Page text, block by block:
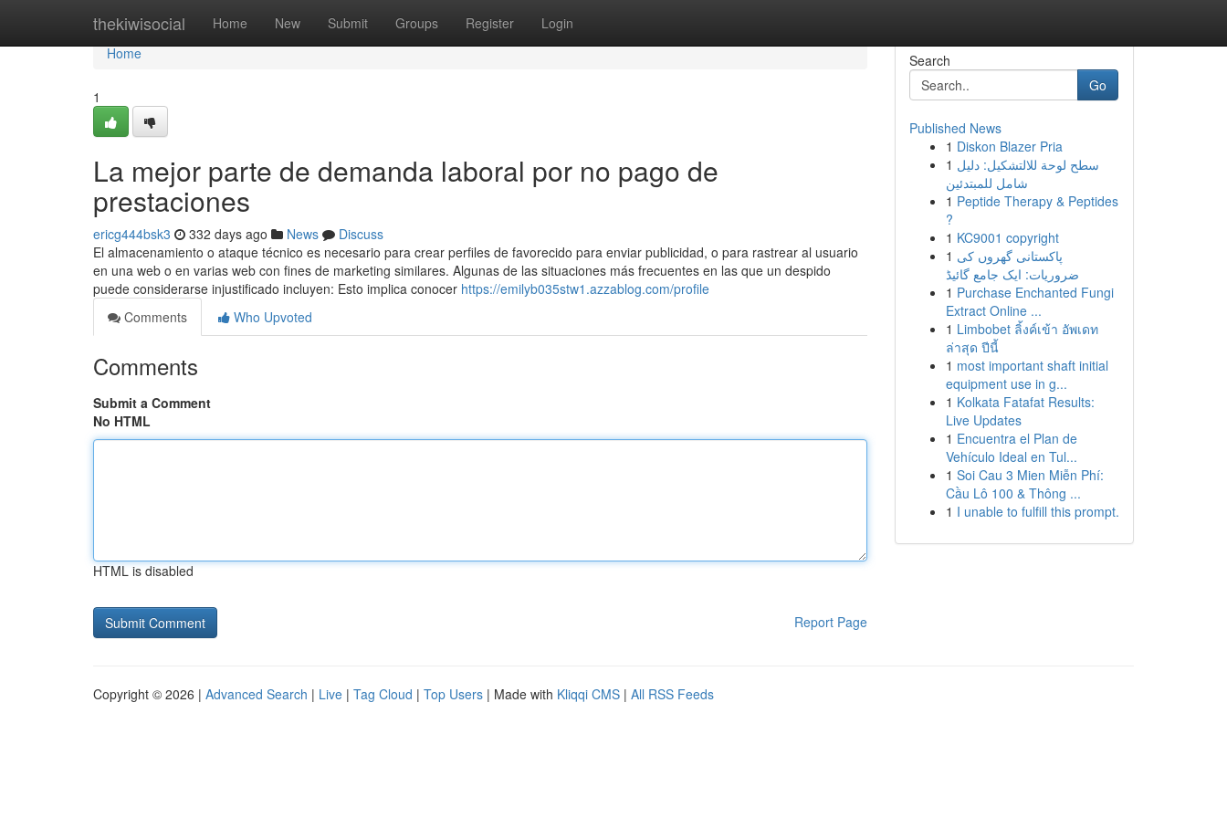
thekiwisocial Home New Submit Groups Register Login
Home
Home
1
La mejor parte de demanda laboral por no pago de
prestaciones
ericg444bsk3 332 days ago News
Discuss
El almacenamiento o ataque técnico es necesario para crear perfiles de favorecido para enviar publicidad, o para rastrear al usuario
en una web o en varias web con fines de marketing similares. Algunas de las situaciones más frecuentes en las que un despido
puede considerarse injustificado incluyen: Esto implica conocer https://emilyb035stw1.azzablog.com/profile
Comments
Who Upvoted
Comments
Submit a Comment
No HTML
HTML is disabled
Report Page
Search
Go
Published News
1 Diskon Blazer Pria
1 سطح لوحة للالتشكيل: دليل
شامل للمبتدئين
1 Peptide Therapy & Peptides
?
1 KC9001 copyright
1 پاکستانی گھروں کی
ضروریات: ایک جامع گائیڈ
1 Purchase Enchanted Fungi
Extract Online ...
1 Limbobet ลิ้งค์เข้า อัพเดท
ล่าสุด ปีนี้
1 most important shaft initial
equipment use in g...
1 Kolkata Fatafat Results:
Live Updates
1 Encuentra el Plan de
Vehículo Ideal en Tul...
1 Soi Cau 3 Mien Miễn Phí:
Cầu Lô 100 & Thông ...
1 I unable to fulfill this prompt.
Copyright © 2026 | Advanced Search | Live | Tag Cloud | Top Users | Made with Kliqqi CMS | All RSS Feeds